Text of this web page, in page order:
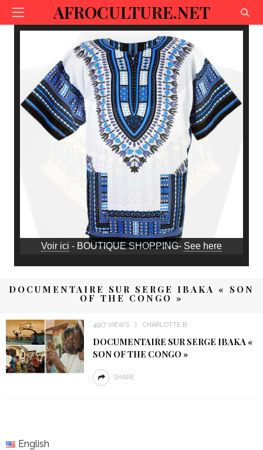
AFROCULTURE.NET
Voir ici - BOUTIQUE SHOPPING- See here
DOCUMENTAIRE SUR SERGE IBAKA « SON
OF THE CONGO »
4917 VIEWS CHARLOTTE B
DOCUMENTAIRE SUR SERGE IBAKA «
SON OF THE CONGO »
SHARE
English